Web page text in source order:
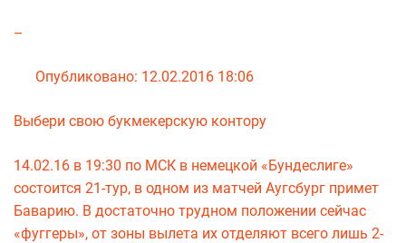
–
Опубликовано: 12.02.2016 18:06
Выбери свою букмекерскую контору
14.02.16 в 19:30 по МСК в немецкой «Бундеслиге»
состоится 21-тур, в одном из матчей Аугсбург примет
Баварию. В достаточно трудном положении сейчас
«фуггеры», от зоны вылета их отделяют всего лишь 2-